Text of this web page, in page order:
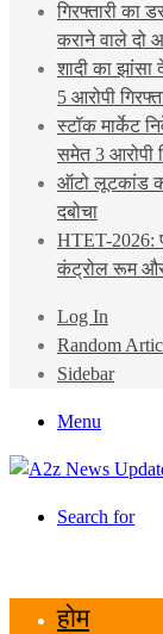
गिरफ्तारी का
कराने वाले दो
शादी का झांसा
5 आरोपी
स्टॉक मार्केट
समेत 3 आरोपी
ऑटो लूटकांड
दबोचा
HTET-2026:
कंट्रोल रूम और
Log In
Random
Sidebar
Menu
Search for
होम